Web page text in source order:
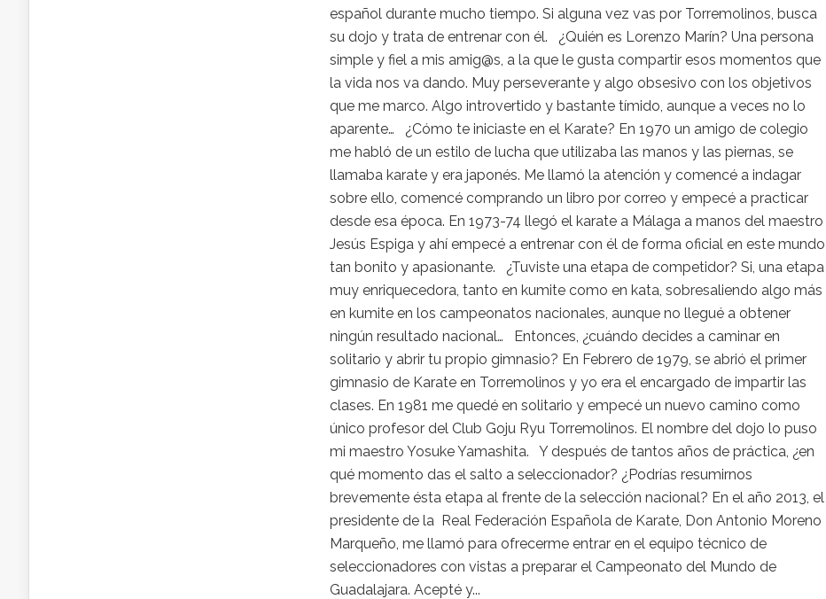
español durante mucho tiempo. Si alguna vez vas por Torremolinos, busca
su dojo y trata de entrenar con él. ¿Quién es Lorenzo Marín? Una persona
simple y fiel a mis amig@s, a la que le gusta compartir esos momentos que
la vida nos va dando. Muy perseverante y algo obsesivo con los objetivos
que me marco. Algo introvertido y bastante tímido, aunque a veces no lo
aparente… ¿Cómo te iniciaste en el Karate? En 1970 un amigo de colegio
me habló de un estilo de lucha que utilizaba las manos y las piernas, se
llamaba karate y era japonés. Me llamó la atención y comencé a indagar
sobre ello, comencé comprando un libro por correo y empecé a practicar
desde esa época. En 1973-74 llegó el karate a Málaga a manos del maestro
Jesús Espiga y ahí empecé a entrenar con él de forma oficial en este mundo
tan bonito y apasionante. ¿Tuviste una etapa de competidor? Si, una etapa
muy enriquecedora, tanto en kumite como en kata, sobresaliendo algo más
en kumite en los campeonatos nacionales, aunque no llegué a obtener
ningún resultado nacional… Entonces, ¿cuándo decides a caminar en
solitario y abrir tu propio gimnasio? En Febrero de 1979, se abrió el primer
gimnasio de Karate en Torremolinos y yo era el encargado de impartir las
clases. En 1981 me quedé en solitario y empecé un nuevo camino como
único profesor del Club Goju Ryu Torremolinos. El nombre del dojo lo puso
mi maestro Yosuke Yamashita. Y después de tantos años de práctica, ¿en
qué momento das el salto a seleccionador? ¿Podrías resumirnos
brevemente ésta etapa al frente de la selección nacional? En el año 2013, el
presidente de la Real Federación Española de Karate, Don Antonio Moreno
Marqueño, me llamó para ofrecerme entrar en el equipo técnico de
seleccionadores con vistas a preparar el Campeonato del Mundo de
Guadalajara. Acepté y...